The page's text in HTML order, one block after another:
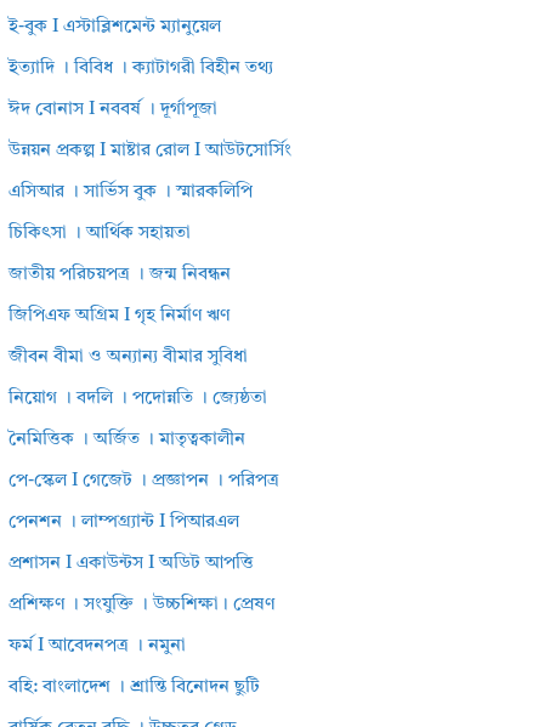
ই-বুক I এস্টাব্লিশমেন্ট ম্যানুয়েল
ইত্যাদি । বিবিধ । ক্যাটাগরী বিহীন তথ্য
ঈদ বোনাস I নববর্ষ । দূর্গাপূজা
উন্নয়ন প্রকল্প I মাষ্টার রোল I আউটসোর্সিং
এসিআর । সার্ভিস বুক । স্মারকলিপি
চিকিৎসা । আর্থিক সহায়তা
জাতীয় পরিচয়পত্র । জন্ম নিবন্ধন
জিপিএফ অগ্রিম I গৃহ নির্মাণ ঋণ
জীবন বীমা ও অন্যান্য বীমার সুবিধা
নিয়োগ । বদলি । পদোন্নতি । জ্যেষ্ঠতা
নৈমিত্তিক । অর্জিত । মাতৃত্বকালীন
পে-স্কেল I গেজেট । প্রজ্ঞাপন । পরিপত্র
পেনশন । লাম্পগ্র্যান্ট I পিআরএল
প্রশাসন I একাউন্টস I অডিট আপত্তি
প্রশিক্ষণ । সংযুক্তি । উচ্চশিক্ষা। প্রেষণ
ফর্ম I আবেদনপত্র । নমুনা
বহি: বাংলাদেশ । শ্রান্তি বিনোদন ছুটি